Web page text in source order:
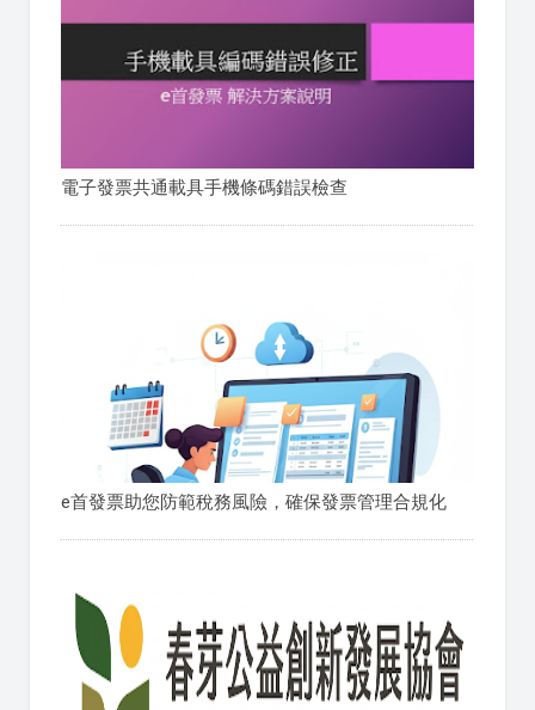
電子發票共通載具手機條碼錯誤檢查
e首發票助您防範稅務風險，確保發票管理合規化